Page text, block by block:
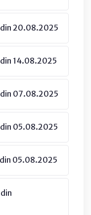
20.08.2025
14.08.2025
07.08.2025
05.08.2025
05.08.2025